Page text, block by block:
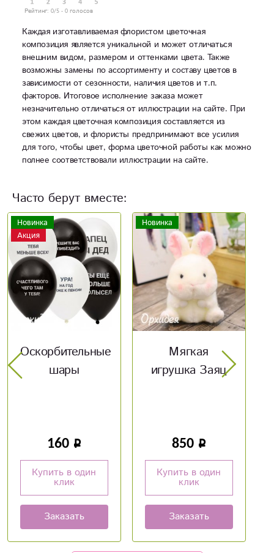
Рейтинг: 0/5 - 0 голосов
Каждая изготавливаемая флористом цветочная
композиция является уникальной и может отличаться
внешним видом, размером и оттенками цвета. Также
возможны замены по ассортименту и составу цветов в
зависимости от сезонности, наличия цветов и т.п.
факторов. Итоговое исполнение заказа может
незначительно отличаться от иллюстрации на сайте. При
этом каждая цветочная композиция составляется из
свежих цветов, и флористы предпринимают все усилия
для того, чтобы цвет, форма цветочной работы как можно
полнее соответствовали иллюстрации на сайте.
Часто берут вместе:
Новинка
Мягкая
игрушка Заяц
850
Купить в один
клик
Заказать
Мягкая
игрушка кот
950
Купить в один
клик
Заказать